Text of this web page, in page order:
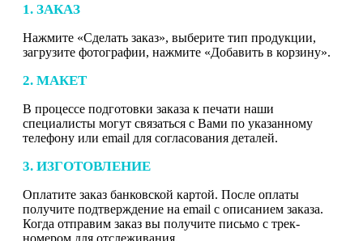
1. ЗАКАЗ
Нажмите «Сделать заказ», выберите тип продукции,
загрузите фотографии, нажмите «Добавить в корзину».
2. МАКЕТ
В процессе подготовки заказа к печати наши
специалисты могут связаться с Вами по указанному
телефону или email для согласования деталей.
3. ИЗГОТОВЛЕНИЕ
Оплатите заказ банковской картой. После оплаты
получите подтверждение на email с описанием заказа.
Когда отправим заказ вы получите письмо с трек-
номером для отслеживания.